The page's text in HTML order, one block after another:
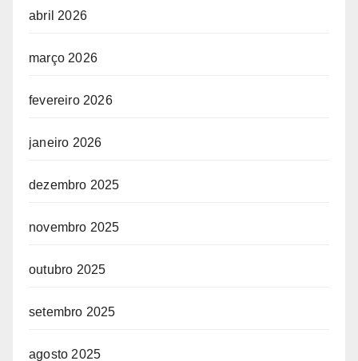
abril 2026
março 2026
fevereiro 2026
janeiro 2026
dezembro 2025
novembro 2025
outubro 2025
setembro 2025
agosto 2025